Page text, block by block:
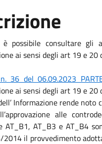
è possibile consultare gli
ai sensi degli art 19 e 20
36 del 06.09.2023
ai sensi degli art 19 e 20
Informazione rende noto
alle
AT_B1, AT_B3 e AT_B4
2014 il provvedimento